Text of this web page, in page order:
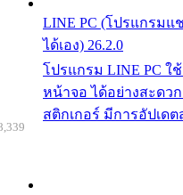
LINE PC (โปรแกรมแ
ได้เอง) 26.2.0
โปรแกรม LINE PC
หน้าจอ ได้อย่างสะดว
สติกเกอร์ มีการอัปเดต